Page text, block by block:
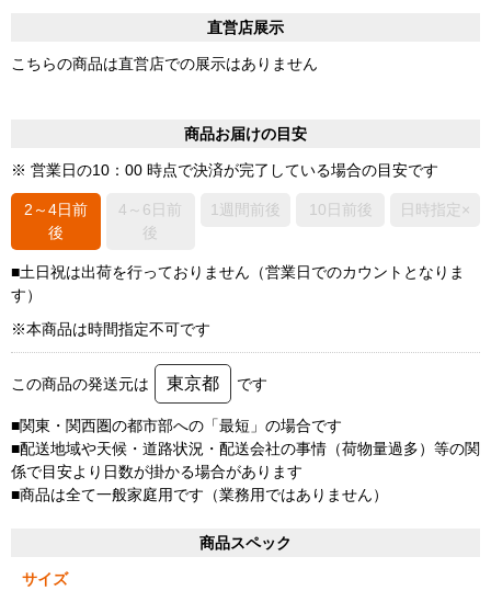
直営店展示
こちらの商品は直営店での展示はありません
商品お届けの目安
※ 営業日の10：00 時点で決済が完了している場合の目安です
2～4日前
後
4～6日前
後
1週間前後 10日前後 日時指定×
■土日祝は出荷を行っておりません（営業日でのカウントとなりま
す）
※本商品は時間指定不可です
この商品の発送元は 東京都 です
■関東・関西圏の都市部への「最短」の場合です
■配送地域や天候・道路状況・配送会社の事情（荷物量過多）等の関
係で目安より日数が掛かる場合があります
■商品は全て一般家庭用です（業務用ではありません）
商品スペック
サイズ